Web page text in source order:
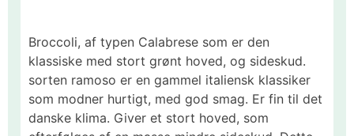
Broccoli, af typen Calabrese som er den
klassiske med stort grønt hoved, og sideskud.
sorten ramoso er en gammel italiensk klassiker
som modner hurtigt, med god smag. Er fin til det
danske klima. Giver et stort hoved, som